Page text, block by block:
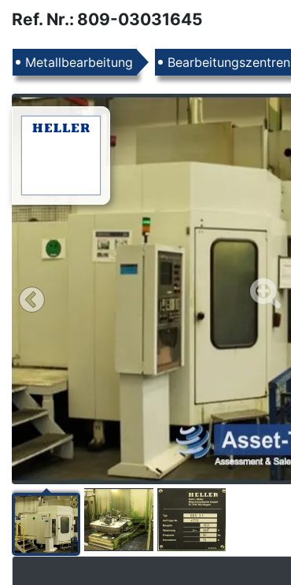
Ref. Nr.: 809-03031645
Produkte
Metallbearbeitung Bearbeitungszentren